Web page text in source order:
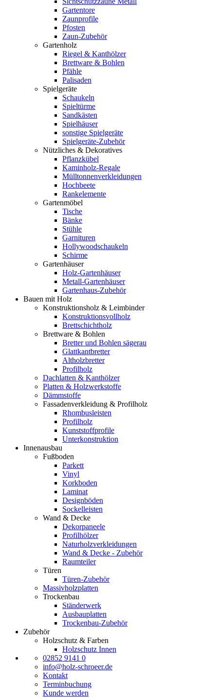
Gartentore
Zaunprofile
Pfosten
Zaun-Zubehör
Gartenholz
Riegel & Kanthölzer
Brettware & Bohlen
Pfähle
Palisaden
Spielgeräte
Schaukeln
Spieltürme
Sandkästen
Spielhäuser
sonstige Spielgeräte
Spielgeräte-Zubehör
Nützliches & Dekoratives
Pflanzkübel
Kaminholz-Regale
Mülltonnenverkleidungen
Hochbeete
Rankelemente
Gartenmöbel
Tische
Bänke
Stühle
Garnituren
Hollywoodschaukeln
Schirme
Gartenhäuser
Holz-Gartenhäuser
Metall-Gartenhäuser
Gartenhaus-Zubehör
Bauen mit Holz
Konstruktionsholz & Leimbinder
Konstruktionsvollholz
Brettschichtholz
Brettware & Bohlen
Bretter und Bohlen sägerau
Glattkantbretter
Altholzbretter
Profilholz
Dachlatten & Kanthölzer
Platten & Holzwerkstoffe
Dämmstoffe
Fassadenverkleidung & Profilholz
Rhombusleisten
Profilholz
Kunststoffprofile
Unterkonstruktion
Innenausbau
Fußboden
Parkett
Vinyl
Korkboden
Laminat
Designböden
Sockelleisten
Wand & Decke
Dekorpaneele
Profilhölzer
Naturholzverkleidungen
Wand & Decke - Zubehör
Raumteiler
Türen
Türen-Zubehör
Massivholzplatten
Trockenbau
Ständerwerk
Ausbauplatten
Trockenbau-Zubehör
Zubehör
Holzschutz & Farben
Holzschutz Innen
02852 9141 0
info@holz-schroeer.de
Kontakt
Terminbuchung
Kunde werden